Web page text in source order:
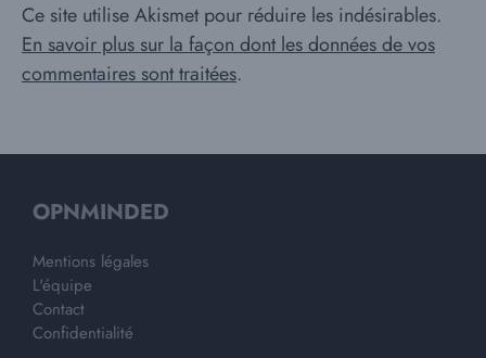
Ce site utilise Akismet pour réduire les indésirables.
En savoir plus sur la façon dont les données de vos
commentaires sont traitées.
OPNMINDED
Mentions légales
L'équipe
Contact
Confidentialité